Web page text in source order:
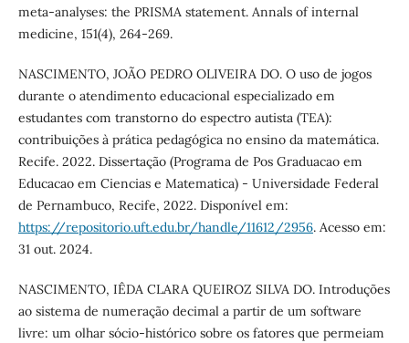
meta-analyses: the PRISMA statement. Annals of internal
medicine, 151(4), 264-269.
NASCIMENTO, JOÃO PEDRO OLIVEIRA DO. O uso de jogos
durante o atendimento educacional especializado em
estudantes com transtorno do espectro autista (TEA):
contribuições à prática pedagógica no ensino da matemática.
Recife. 2022. Dissertação (Programa de Pos Graduacao em
Educacao em Ciencias e Matematica) - Universidade Federal
de Pernambuco, Recife, 2022. Disponível em:
https://repositorio.uft.edu.br/handle/11612/2956. Acesso em:
31 out. 2024.
NASCIMENTO, IÊDA CLARA QUEIROZ SILVA DO. Introduções
ao sistema de numeração decimal a partir de um software
livre: um olhar sócio-histórico sobre os fatores que permeiam